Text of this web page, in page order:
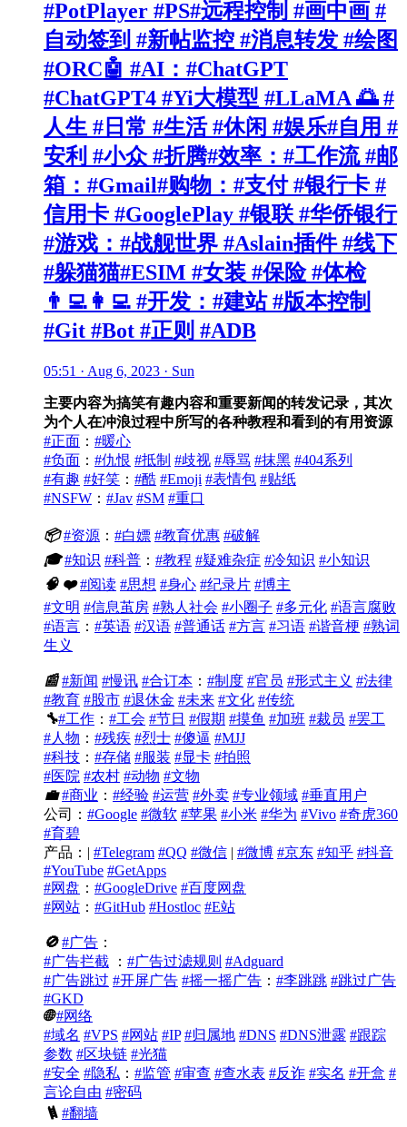
#PotPlayer #PS#远程控制 #画中画 #
自动签到 #新帖监控 #消息转发 #绘图
#ORC🤖 #AI：#ChatGPT
#ChatGPT4 #Yi大模型 #LLaMA 🌅 #
人生 #日常 #生活 #休闲 #娱乐#自用 #
安利 #小众 #折腾#效率：#工作流 #邮
箱：#Gmail#购物：#支付 #银行卡 #
信用卡 #GooglePlay #银联 #华侨银行
#游戏：#战舰世界 #Aslain插件 #线下
#躲猫猫#ESIM #女装 #保险 #体检
👨‍💻👩‍💻 #开发：#建站 #版本控制
#Git #Bot #正则 #ADB
05:51 · Aug 6, 2023 · Sun
主要内容为搞笑有趣内容和重要新闻的转发记录，其次
为个人在冲浪过程中所写的各种教程和看到的有用资源
#正面 ： #暖心
#负面 ： #仇恨 #抵制 #歧视 #辱骂 #抹黑 #404系列
#有趣 #好笑 ： #酷 #Emoji #表情包 #贴纸
#NSFW ： #Jav #SM #重口
📦 #资源 ： #白嫖 #教育优惠 #破解
🎓 #知识 #科普 ： #教程 #疑难杂症 #冷知识 #小知识
🧠 ❤️ #阅读 #思想 #身心 #纪录片 #博主
#文明 #信息茧房 #熟人社会 #小圈子 #多元化 #语言腐败
#语言 ： #英语 #汉语 #普通话 #方言 #习语 #谐音梗 #熟词
生义
📰 #新闻 #慢讯 #合订本 ： #制度 #官员 #形式主义 #法律
#教育 #股市 #退休金 #未来 #文化 #传统
🔧#工作 ： #工会 #节日 #假期 #摸鱼 #加班 #裁员 #罢工
#人物 ： #残疾 #烈士 #傻逼 #MJJ
#科技 ： #存储 #服装 #显卡 #拍照
#医院 #农村 #动物 #文物
💼 #商业 ： #经验 #运营 #外卖 #专业领域 #垂直用户
公司： #Google #微软 #苹果 #小米 #华为 #Vivo #奇虎360
#育碧
产品：| #Telegram #QQ #微信 | #微博 #京东 #知乎 #抖音
#YouTube #GetApps
#网盘 ： #GoogleDrive #百度网盘
#网站 ： #GitHub #Hostloc #E站
🚫 #广告 ：
#广告拦截 ： #广告过滤规则 #Adguard
#广告跳过 #开屏广告 #摇一摇广告 ： #李跳跳 #跳过广告
#GKD
🌐 #网络
#域名 #VPS #网站 #IP #归属地 #DNS #DNS泄露 #跟踪
参数 #区块链 #光猫
#安全 #隐私 ： #监管 #审查 #查水表 #反诈 #实名 #开盒 #
言论自由 #密码
🪜 #翻墙